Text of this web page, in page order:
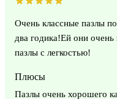
Очень классные пазлы
два годика!Ей они
пазлы с легкостью!
Плюсы
Пазлы очень хорошего